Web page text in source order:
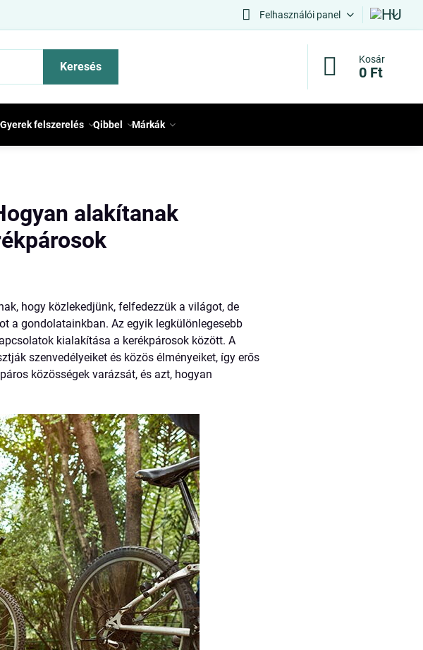
Felhasználói panel
Keresés
Kosár
0 Ft
Gyerek felszerelés Qibbel Márkák
alakítanak
hogy közlekedjünk, felfedezzük a világot, de
a gondolatainkban. Az egyik legkülönlegesebb
kialakítása a kerékpárosok között. A
szenvedélyeiket és közös élményeiket, így erős
közösségek varázsát, és azt, hogyan